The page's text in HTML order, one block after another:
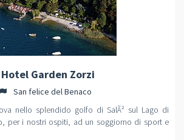
Hotel Garden Zorzi
San felice del Benaco
nello splendido golfo di SalÃ² sul Lago di
per i nostri ospiti, ad un soggiorno di sport e